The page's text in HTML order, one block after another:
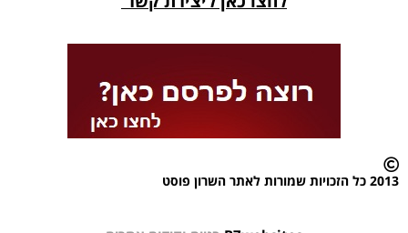
2013 כל הזכויות שמורות לאתר השרון פוסט